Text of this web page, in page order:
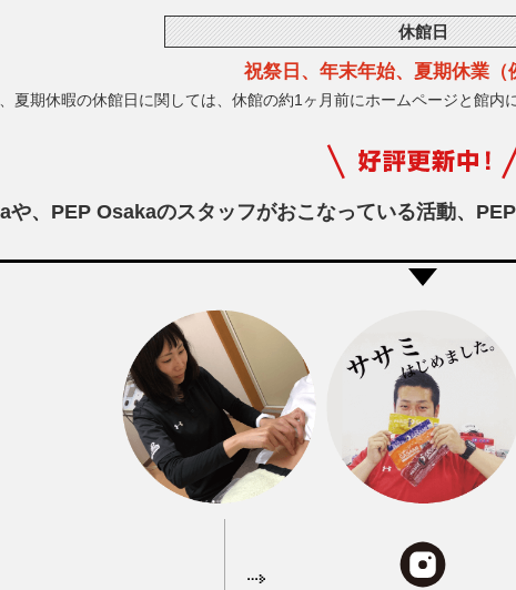
休館日
祝祭日、年末年始、 夏期休業（
夏期休暇の休館日に関しては、休館の約1ヶ月前にホームページと館内
や、PEP Osakaのスタッフがおこなっている活動、